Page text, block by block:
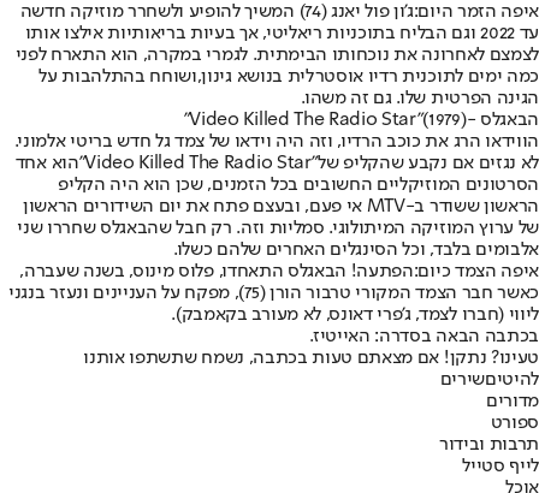
איפה הזמר היום:
ג'ון פול יאנג (74) המשיך להופיע ולשחרר מוזיקה חדשה
עד 2022 וגם הבליח בתוכניות ריאליטי, אך בעיות בריאותיות אילצו אותו
לצמצם לאחרונה את נוכחותו הבימתית. לגמרי במקרה, הוא התארח לפני
כמה ימים לתוכנית רדיו אוסטרלית בנושא גינון,ושוחח בהתלהבות על
הגינה הפרטית שלו. גם זה משהו.
הבאגלס -
Video Killed The Radio Star"(1979)"
הווידאו הרג את כוכב הרדיו, וזה היה וידאו של צמד גל חדש בריטי אלמוני.
לא נגזים אם נקבע שהקליפ של"Video Killed The Radio Star"
הוא אחד
הסרטונים המוזיקליים החשובים בכל הזמנים, שכן הוא היה הקליפ
הראשון ששודר ב-MTV אי פעם, ובעצם פתח את יום השידורים הראשון
של ערוץ המוזיקה המיתולוגי. סמליות וזה. רק חבל שהבאגלס שחררו שני
אלבומים בלבד, וכל הסינגלים האחרים שלהם כשלו.
איפה הצמד כיום:הפתעה! הבאגלס התאחדו, פלוס מינוס, בשנה שעברה,
כאשר חבר הצמד המקורי טרבור הורן (75), מפקח על העניינים ונעזר בנגני
ליווי (חברו לצמד, ג'פרי דאונס, לא מעורב בקאמבק).
בכתבה הבאה בסדרה: האייטיז.
טעינו? נתקן! אם מצאתם טעות בכתבה, נשמח שתשתפו אותנו
להיטיםשירים
מדורים
ספורט
תרבות ובידור
לייף סטייל
אוכל